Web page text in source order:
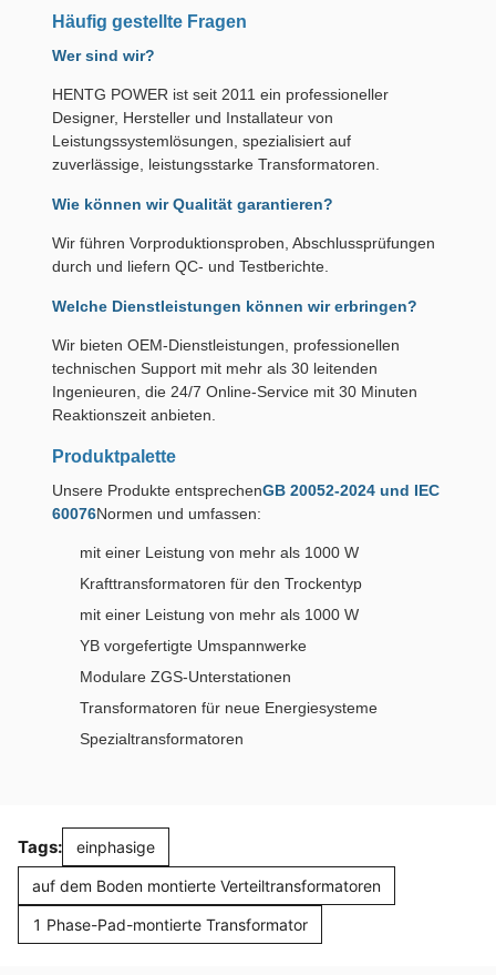
Häufig gestellte Fragen
Wer sind wir?
HENTG POWER ist seit 2011 ein professioneller
Designer, Hersteller und Installateur von
Leistungssystemlösungen, spezialisiert auf
zuverlässige, leistungsstarke Transformatoren.
Wie können wir Qualität garantieren?
Wir führen Vorproduktionsproben, Abschlussprüfungen
durch und liefern QC- und Testberichte.
Welche Dienstleistungen können wir erbringen?
Wir bieten OEM-Dienstleistungen, professionellen
technischen Support mit mehr als 30 leitenden
Ingenieuren, die 24/7 Online-Service mit 30 Minuten
Reaktionszeit anbieten.
Produktpalette
Unsere Produkte entsprechenGB 20052-2024 und IEC
60076Normen und umfassen:
mit einer Leistung von mehr als 1000 W
Krafttransformatoren für den Trockentyp
mit einer Leistung von mehr als 1000 W
YB vorgefertigte Umspannwerke
Modulare ZGS-Unterstationen
Transformatoren für neue Energiesysteme
Spezialtransformatoren
Tags: einphasige
auf dem Boden montierte Verteiltransformatoren
1 Phase-Pad-montierte Transformator